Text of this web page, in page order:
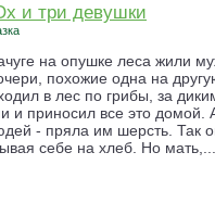
и три девушки
на опушке леса жили
похожие одна на
в лес по грибы, за
и приносил все это домой.
- пряла им шерсть. Так
себе на хлеб. Но мать,...